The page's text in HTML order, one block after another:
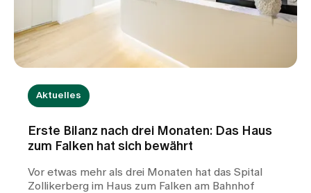
Aktuelles
Erste Bilanz nach drei Monaten: Das Haus
zum Falken hat sich bewährt
Vor etwas mehr als drei Monaten hat das Spital
Zollikerberg im Haus zum Falken am Bahnhof